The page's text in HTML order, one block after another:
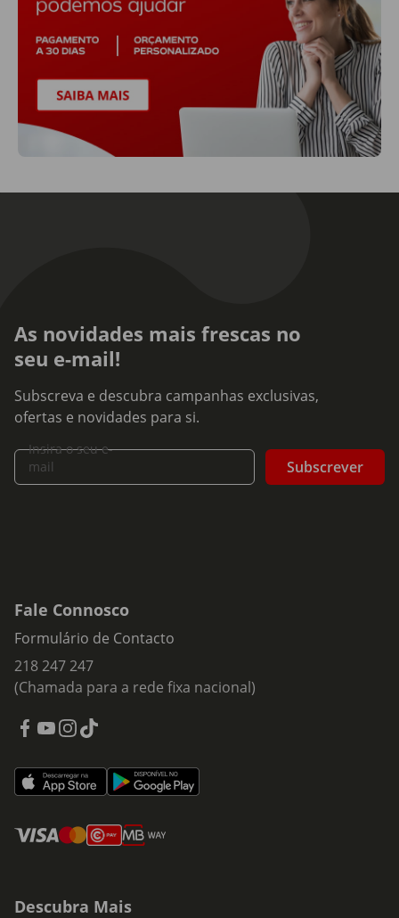
As novidades mais frescas no
seu e-mail!
Subscreva e descubra campanhas exclusivas,
ofertas e novidades para si.
Insira o seu e-
mail
Subscrever
Fale Connosco
Formulário de Contacto
218 247 247
(Chamada para a rede fixa nacional)
Descubra Mais